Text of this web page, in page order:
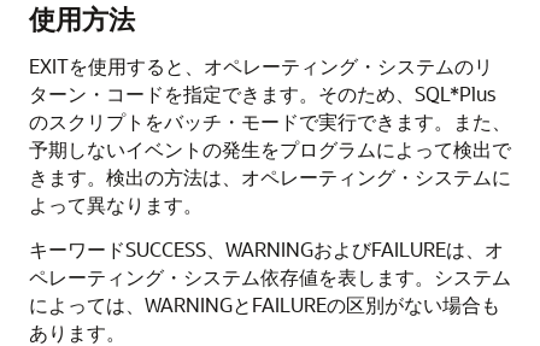
使用方法
EXITを使用すると、オペレーティング・システムのリ
ターン・コードを指定できます。そのため、SQL*Plus
のスクリプトをバッチ・モードで実行できます。また、
予期しないイベントの発生をプログラムによって検出で
きます。検出の方法は、オペレーティング・システムに
よって異なります。
キーワードSUCCESS、WARNINGおよびFAILUREは、オ
ペレーティング・システム依存値を表します。システム
によっては、WARNINGとFAILUREの区別がない場合も
あります。